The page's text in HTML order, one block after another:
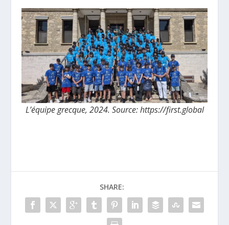
L’équipe grecque, 2024. Source: https://first.global
SHARE: